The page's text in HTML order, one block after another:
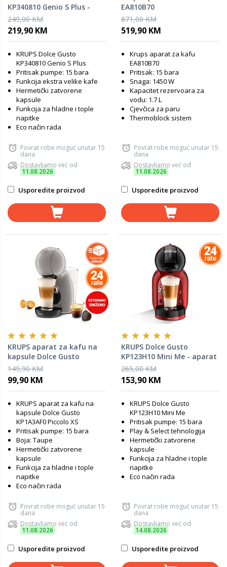
KP340810 Genio S Plus -
aparat za kafu
249,00 KM
219,90 KM
KRUPS Dolce Gusto
KP340810 Genio S Plus
Pritisak pumpe: 15 bara
Funkcija ekstra velike kafe
Hermetički zatvorene
kapsule
Funkcija za hladne i tople
napitke
Eco način rada
Povrat robe moguć unutar 15
dana
Dostavljamo već od
11.08.2026
Usporedite proizvod
EA810B70
871,00 KM
519,90 KM
Krups aparat za kafu
EA810B70
Pritisak: 15 bara
Snaga: 1450 W
Kapacitet rezervoara za
vodu: 1.7 L
Cjevčica za paru
Thermoblock sistem
Povrat robe moguć unutar 15
dana
Dostavljamo već od
11.08.2026
Usporedite proizvod
KRUPS aparat za kafu na
kapsule Dolce Gusto
KP1A3AF0 Piccolo XS, Taupe
149,90 KM
99,90 KM
KRUPS aparat za kafu na
kapsule Dolce Gusto
KP1A3AF0 Piccolo XS
Pritisak pumpe: 15 bara
Boja: Taupe
Hermetički zatvorene
kapsule
Funkcija za hladne i tople
napitke
Eco način rada
Povrat robe moguć unutar 15
dana
Dostavljamo već od
11.08.2026
Usporedite proizvod
KRUPS Dolce Gusto
KP123H10 Mini Me - aparat
za kafu
265,00 KM
153,90 KM
KRUPS Dolce Gusto
KP123H10 Mini Me
Pritisak pumpe: 15 bara
Play & Select tehnologija
Hermetički zatvorene
kapsule
Funkcija za hladne i tople
napitke
Eco način rada
Povrat robe moguć unutar 15
dana
Dostavljamo već od
14.08.2026
Usporedite proizvod